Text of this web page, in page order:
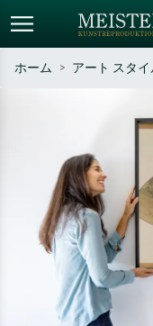
作家名・作品名・スタイ
– 例：モネ、星月夜、印
斎の波、ヌード。
ホーム アート スタ